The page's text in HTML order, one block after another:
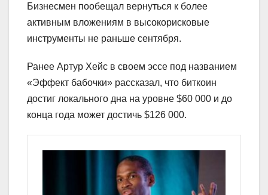
Бизнесмен пообещал вернуться к более
активным вложениям в высокорисковые
инструменты не раньше сентября.
Ранее Артур Хейс в своем эссе под названием
«Эффект бабочки» рассказал, что биткоин
достиг локального дна на уровне $60 000 и до
конца года может достичь $126 000.